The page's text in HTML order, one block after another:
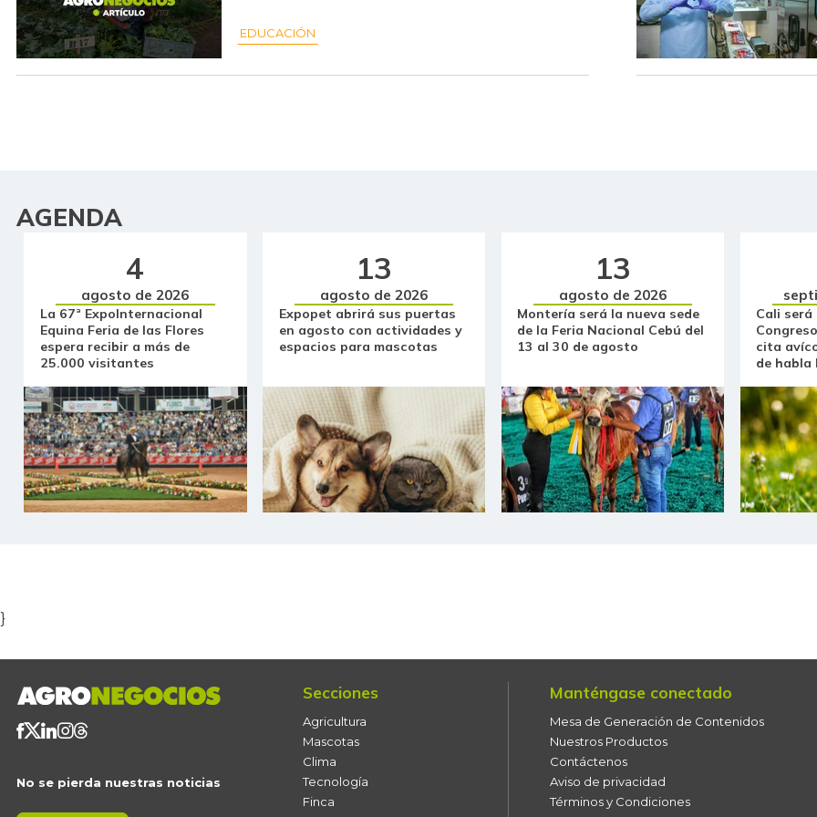
Calabacín
Calabaza
Cebolla cabezona blanca
Cebolla junca
Cebolla larga
Cebolla puerro
Cilantro
Ciruela importada
Ciruela negra
Ciruela negra chilena
EDUCACIÓN
AGENDA
4
agosto de 2026
La 67ª ExpoInternacional
Equina Feria de las Flores
espera recibir a más de
25.000 visitantes
13
agosto de 2026
Expopet abrirá sus puertas
en agosto con actividades y
espacios para mascotas
13
agosto de 2026
Montería será la nueva sede
de la Feria Nacional Cebú del
13 al 30 de agosto
Cali será
cita
de habla
}
No se pierda nuestras noticias
Secciones
Agricultura
Mascotas
Clima
Tecnología
Finca
Manténgase conectado
Mesa de Generación de Contenidos
Nuestros Productos
Contáctenos
Aviso de privacidad
Términos y Condiciones